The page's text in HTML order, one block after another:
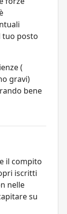
tuo posto
(
gravi)
bene
il compito
iscritti
nelle
su